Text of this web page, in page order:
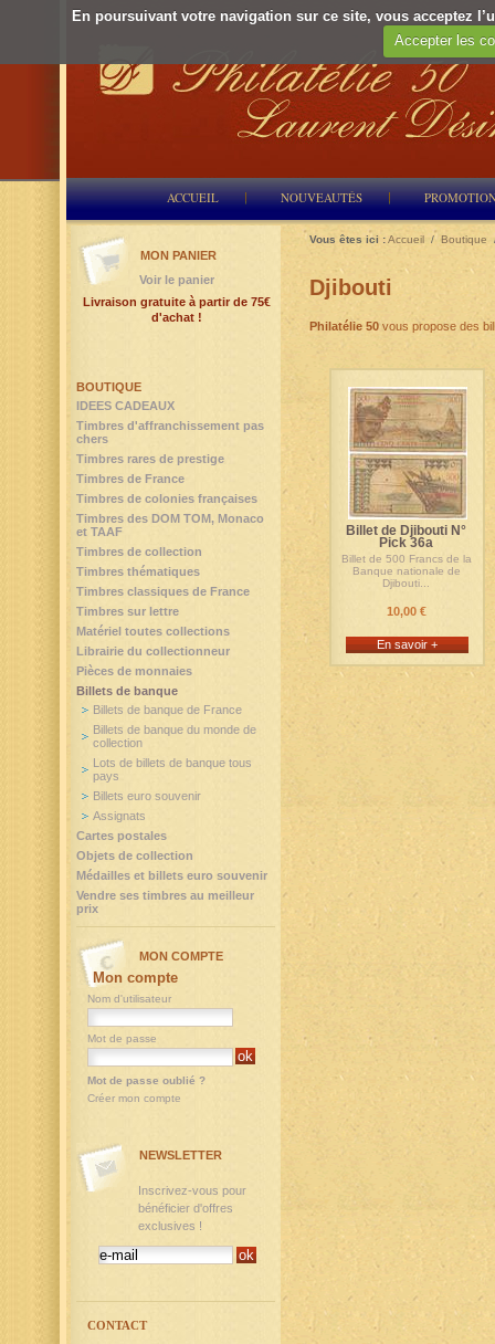
En poursuivant votre navigation sur ce site, vous acceptez
Accepter les
ACCUEIL NOUVEAUTÉS
Vous êtes ici :Accueil / Boutique
Djibouti
Philatélie 50 vous propose des
Billet de Djibouti N°
Pick 36a
Billet de 500 Francs de la
Banque nationale de
Djibouti...
10,00 €
En savoir +
BOUTIQUE
IDEES CADEAUX
Timbres d'affranchissement pas
chers
Timbres rares de prestige
Timbres de France
Timbres de colonies françaises
Timbres des DOM TOM, Monaco
et TAAF
Timbres de collection
Timbres thématiques
Timbres classiques de France
Timbres sur lettre
Matériel toutes collections
Librairie du collectionneur
Pièces de monnaies
Billets de banque
Billets de banque de France
Billets de banque du monde de
collection
Lots de billets de banque tous
pays
Billets euro souvenir
Assignats
Cartes postales
Objets de collection
Médailles et billets euro souvenir
Vendre ses timbres au meilleur
prix
MON PANIER
Voir le panier
Livraison gratuite à partir de 75€
d'achat !
MON COMPTE
Mon compte
Nom d'utilisateur
Mot de passe
Mot de passe oublié ?
Créer mon compte
NEWSLETTER
Inscrivez-vous pour
bénéficier d'offres
exclusives !
CONTACT